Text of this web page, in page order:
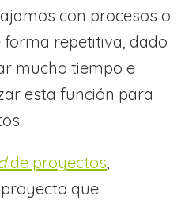
con procesos o
repetitiva, dado
mucho tiempo e
esta función para
de proyectos,
que